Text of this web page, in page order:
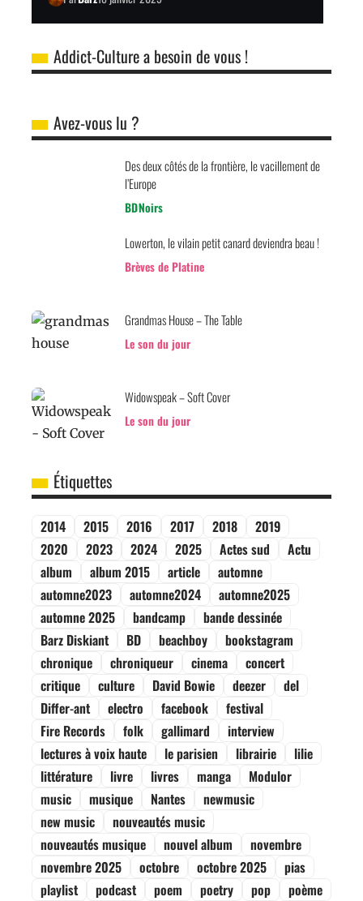
Addict-Culture a besoin de vous !
Avez-vous lu ?
Des deux côtés de la frontière, le vacillement de
l’Europe
BDNoirs
Lowerton, le vilain petit canard deviendra beau !
Brèves de Platine
Grandmas House – The Table
Le son du jour
Widowspeak – Soft Cover
Le son du jour
Étiquettes
2014 2015 2016 2017 2018
2019
2020
2023 2024 2025 Actes sud
Actu
album
album 2015 article
automne
automne2023
automne2024
automne2025
automne 2025
bandcamp
bande dessinée
Barz Diskiant
BD beachboy
bookstagram
chronique
chroniqueur cinema
concert
critique
culture David Bowie deezer
del
Differ-ant
electro facebook
festival
Fire Records
folk gallimard
interview
lectures à voix haute
le parisien librairie
lilie
littérature
livre livres manga
Modulor
music
musique Nantes
newmusic
new music
nouveautés music
nouveautés musique
nouvel album
novembre
novembre 2025
octobre octobre 2025
pias
playlist
podcast poem poetry pop
poème